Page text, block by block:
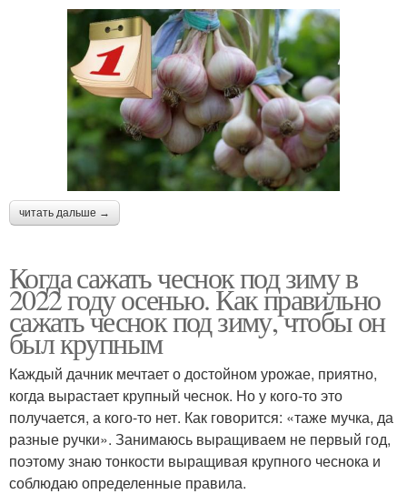
читать дальше →
Когда сажать чеснок под зиму в
2022 году осенью. Как правильно
сажать чеснок под зиму, чтобы он
был крупным
Каждый дачник мечтает о достойном урожае, приятно,
когда вырастает крупный чеснок. Но у кого-то это
получается, а кого-то нет. Как говорится: «таже мучка, да
разные ручки». Занимаюсь выращиваем не первый год,
поэтому знаю тонкости выращивая крупного чеснока и
соблюдаю определенные правила.